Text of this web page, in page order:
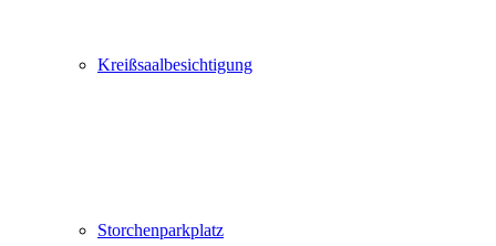
Kreißsaalbesichtigung
Storchenparkplatz